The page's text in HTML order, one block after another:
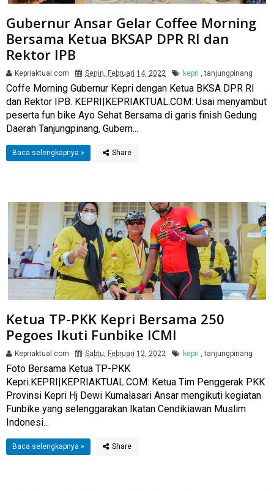
Gubernur Ansar Gelar Coffee Morning
Bersama Ketua BKSAP DPR RI dan
Rektor IPB
Kepriaktual.com Senin, Februari 14, 2022 kepri tanjungpinang
Coffe Morning Gubernur Kepri dengan Ketua BKSA DPR RI
dan Rektor IPB. KEPRI|KEPRIAKTUAL.COM: Usai menyambut
peserta fun bike Ayo Sehat Bersama di garis finish Gedung
Daerah Tanjungpinang, Gubern...
Baca selengkapnya »
Ketua TP-PKK Kepri Bersama 250
Pegoes Ikuti Funbike ICMI
Kepriaktual.com Sabtu, Februari 12, 2022 kepri tanjungpinang
Foto Bersama Ketua TP-PKK
Kepri.KEPRI|KEPRIAKTUAL.COM: Ketua Tim Penggerak PKK
Provinsi Kepri Hj Dewi Kumalasari Ansar mengikuti kegiatan
Funbike yang selenggarakan Ikatan Cendikiawan Muslim
Indonesi...
Baca selengkapnya »